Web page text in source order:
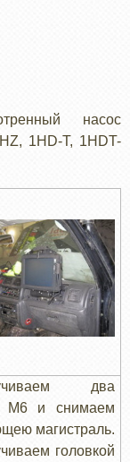
насос
1HD-T, 1HDT-
два
М6 и снимаем
магистраль.
головкой